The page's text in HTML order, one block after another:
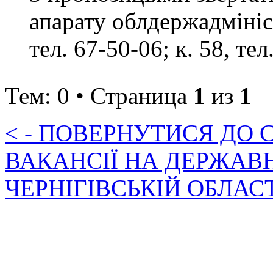
апарату
тел. 67-50-06; к. 58,
Тем: 0 • Страница 1 из 1
< - ПОВЕРНУТИСЯ ДО
ВАКАНСІЇ НА
ЧЕРНІГІВСЬКІЙ